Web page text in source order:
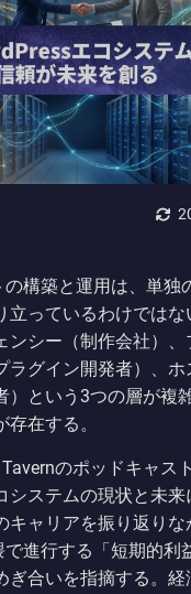
の構築と運用は、単独
立っているわけでは
ンシー（制作会社）、
ラグイン開発者）、ホ
）という3つの層が複
在する。
のポッドキャス
システムの現状と未
キャリアを振り返りな
で進行する「短期的利
ぎ合いを指摘する。経